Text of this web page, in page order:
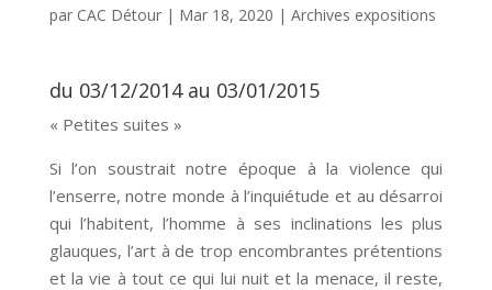
par CAC Détour| Mar 18, 2020 | Archives expositions
du 03/12/2014 au 03/01/2015
« Petites suites »
Si l’on soustrait notre époque à la violence qui
l’enserre, notre monde à l’inquiétude et au désarroi
qui l’habitent, l’homme à ses inclinations les plus
glauques, l’art à de trop encombrantes prétentions
et la vie à tout ce qui lui nuit et la menace, il reste,